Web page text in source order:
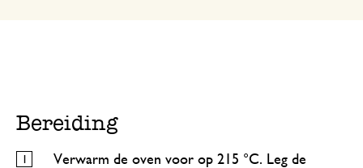
Bereiding
Verwarm de oven voor op 215 °C. Leg de